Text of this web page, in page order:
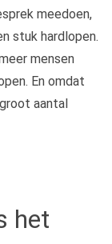
meedoen,
stuk hardlopen.
mensen
En omdat
aantal
het